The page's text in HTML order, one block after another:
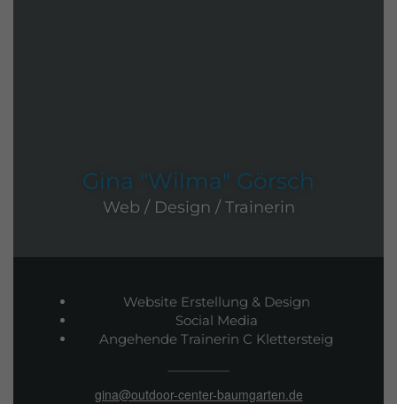
Gina "Wilma" Görsch
Web / Design / Trainerin
Website Erstellung & Design
Social Media
Angehende Trainerin C Klettersteig
gina@outdoor-center-baumgarten.de